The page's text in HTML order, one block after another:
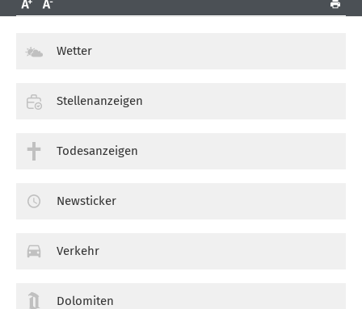
Wetter
Stellenanzeigen
Todesanzeigen
Newsticker
Verkehr
Dolomiten